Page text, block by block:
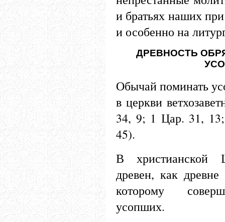
и братьях наших
и особенно на
ДРЕВНОСТЬ
Обычай поминать
в церкви
34, 9; 1 Цар. 31,
45).
В христианской
древен, как
которому
усопших.